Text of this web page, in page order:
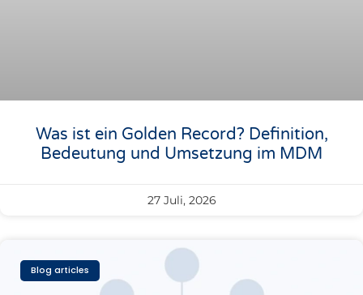
Was ist ein Golden Record? Definition,
Bedeutung und Umsetzung im MDM
27 Juli, 2026
Blog articles